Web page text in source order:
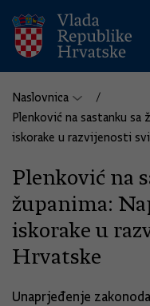
Naslovnica
Plenković na sastanku sa
iskorake u razvijenosti
Plenković na
županima:
iskorake u
Hrvatske
Unaprjeđenje